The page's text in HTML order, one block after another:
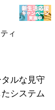
ィ
ルな見守
システム